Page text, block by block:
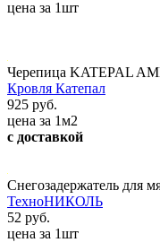
цена за 1шт
Черепица KATEPAL
Кровля Катепал
925 руб.
цена за 1м2
с доставкой
Снегозадержатель для
ТехноНИКОЛЬ
52 руб.
цена за 1шт